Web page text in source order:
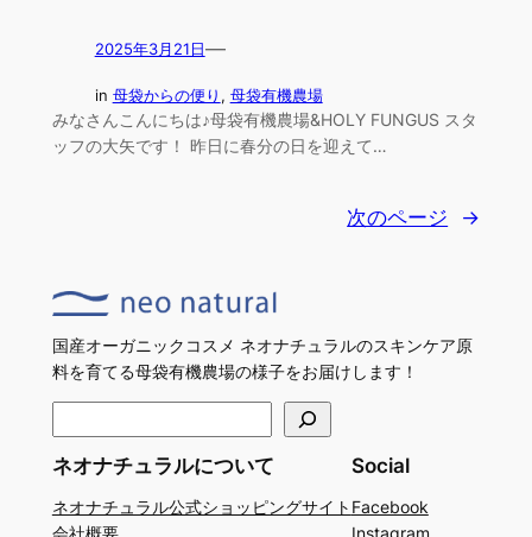
2025年3月21日 —
in 母袋からの便り , 母袋有機農場
みなさんこんにちは♪母袋有機農場&HOLY FUNGUS スタ
ッフの大矢です！ 昨日に春分の日を迎えて…
次のページ →
国産オーガニックコスメ ネオナチュラルのスキンケア原
料を育てる母袋有機農場の様子をお届けします！
ネオナチュラルについて
ネオナチュラル公式ショッピングサイト
Social
Facebook